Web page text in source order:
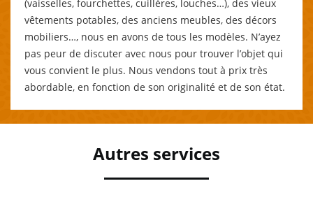
(vaisselles, fourchettes, cuillères, louches…), des vieux
vêtements potables, des anciens meubles, des décors
mobiliers…, nous en avons de tous les modèles. N’ayez
pas peur de discuter avec nous pour trouver l’objet qui
vous convient le plus. Nous vendons tout à prix très
abordable, en fonction de son originalité et de son état.
Autres services